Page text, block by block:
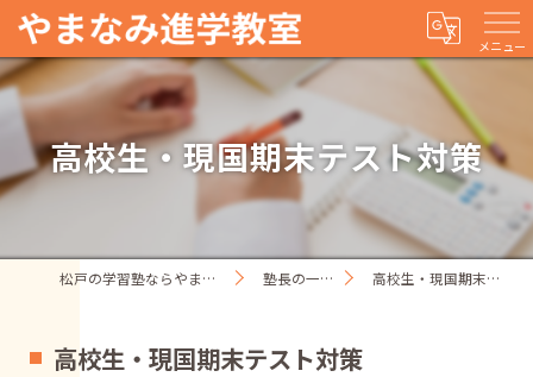
メニュー
高校生・現国期末テスト対策
松戸の学習塾ならやまなみ進学教室 塾長の一人ごと 高校生・現国期末テスト対策
高校生・現国期末テスト対策